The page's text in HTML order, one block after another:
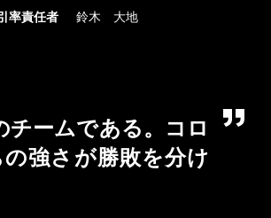
率責任者 鈴木 大地
ームである。コロ
強さが勝敗を分け